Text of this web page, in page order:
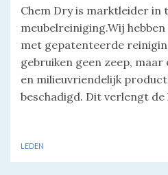
Chem Dry is marktleider
meubelreiniging.Wij
met gepatenteerde
gebruiken geen zeep,
en milieuvriendelijk
beschadigd. Dit verlengt de
LEDEN